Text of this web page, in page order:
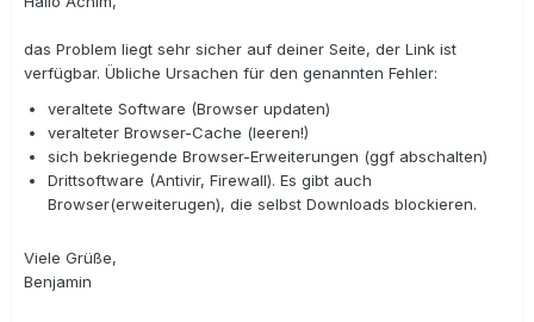
das Problem liegt sehr sicher auf deiner Seite, der Link ist
verfügbar. Übliche Ursachen für den genannten Fehler:
veraltete Software (Browser updaten)
veralteter Browser-Cache (leeren!)
sich bekriegende Browser-Erweiterungen (ggf abschalten)
Drittsoftware (Antivir, Firewall). Es gibt auch
Browser(erweiterugen), die selbst Downloads blockieren.
Viele Grüße,
Benjamin